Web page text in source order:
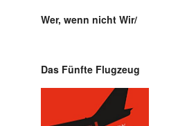
Wer, wenn nicht Wir/
Das Fünfte Flugzeug